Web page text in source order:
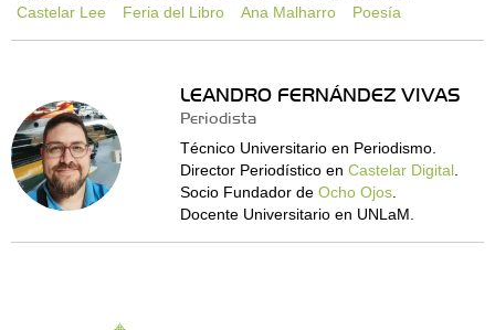
Castelar Lee
Feria del Libro Ana Malharro Poesía
LEANDRO FERNÁNDEZ VIVAS
Periodista
Técnico Universitario en Periodismo.
Director Periodístico en Castelar Digital.
Socio Fundador de Ocho Ojos.
Docente Universitario en UNLaM.